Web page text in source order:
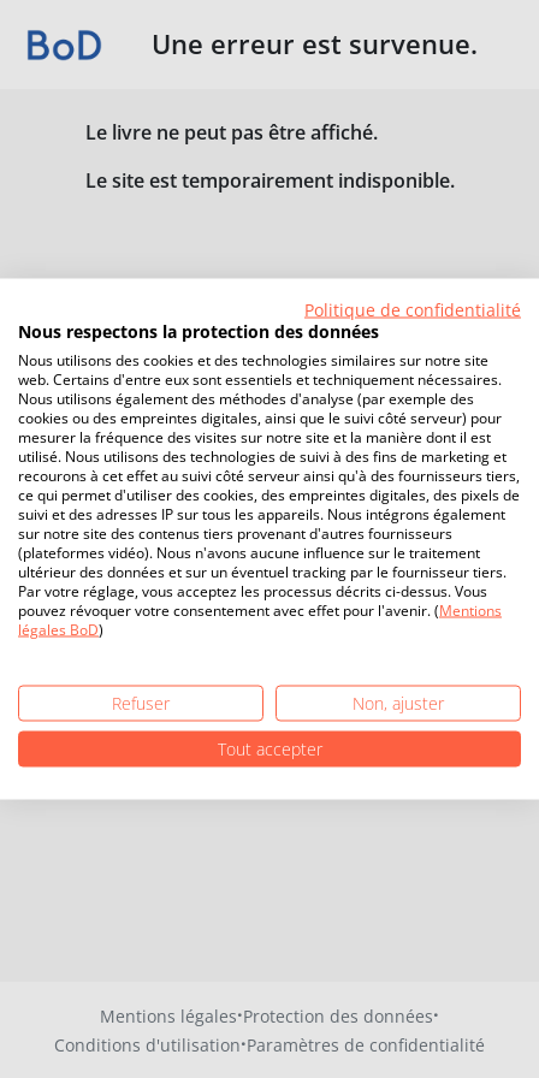
Une erreur est survenue.
Le livre ne peut pas être affiché.
Le site est temporairement indisponible.
Mentions légales·Protection des données·
Conditions d'utilisation·Paramètres de confidentialité
Politique de confidentialité
Nous respectons la protection des données
Nous utilisons des cookies et des technologies similaires sur notre site
web. Certains d'entre eux sont essentiels et techniquement nécessaires.
Nous utilisons également des méthodes d'analyse (par exemple des
cookies ou des empreintes digitales, ainsi que le suivi côté serveur) pour
mesurer la fréquence des visites sur notre site et la manière dont il est
utilisé. Nous utilisons des technologies de suivi à des fins de marketing et
recourons à cet effet au suivi côté serveur ainsi qu'à des fournisseurs tiers,
ce qui permet d'utiliser des cookies, des empreintes digitales, des pixels de
suivi et des adresses IP sur tous les appareils. Nous intégrons également
sur notre site des contenus tiers provenant d'autres fournisseurs
(plateformes vidéo). Nous n'avons aucune influence sur le traitement
ultérieur des données et sur un éventuel tracking par le fournisseur tiers.
Par votre réglage, vous acceptez les processus décrits ci-dessus. Vous
pouvez révoquer votre consentement avec effet pour l'avenir. (Mentions
légales BoD)
Refuser
Non, ajuster
Tout accepter